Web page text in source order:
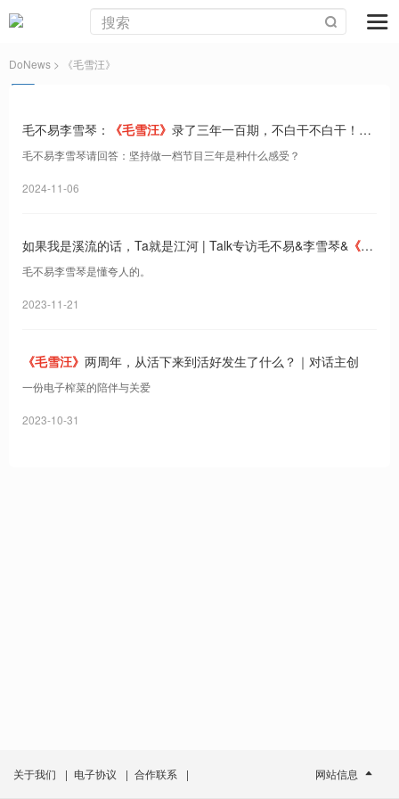
DoNews > 《毛雪汪》
毛不易李雪琴： 《毛雪汪》 录了三年一百期，不白干不白干！｜
Talk独家探班
毛不易李雪琴请回答：坚持做一档节目三年是种什么感受？
2024-11-06
如果我是溪流的话，Ta就是江河 | Talk专访毛不易&李雪琴& 《毛
雪汪》
毛不易李雪琴是懂夸人的。
2023-11-21
《毛雪汪》 两周年，从活下来到活好发生了什么？｜对话主创
一份电子榨菜的陪伴与关爱
2023-10-31
关于我们 | 电子协议 | 合作联系 | 网站信息